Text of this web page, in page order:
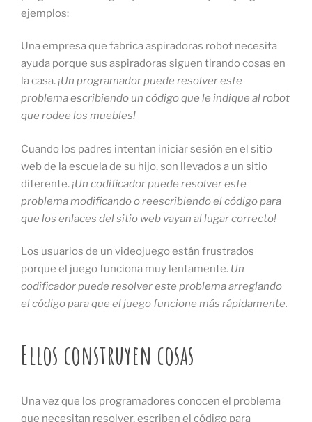
ejemplos:
Una empresa que fabrica aspiradoras robot necesita
ayuda porque sus aspiradoras siguen tirando cosas en
la casa.¡Un programador puede resolver este
problema escribiendo un código que le indique al robot
que rodee los muebles!
Cuando los padres intentan iniciar sesión en el sitio
web de la escuela de su hijo, son llevados a un sitio
diferente. ¡Un codificador puede resolver este
problema modificando o reescribiendo el código para
que los enlaces del sitio web vayan al lugar correcto!
Los usuarios de un videojuego están frustrados
porque el juego funciona muy lentamente. Un
codificador puede resolver este problema arreglando
el código para que el juego funcione más rápidamente.
Ellos construyen cosas
Una vez que los programadores conocen el problema
que necesitan resolver, escriben el código para